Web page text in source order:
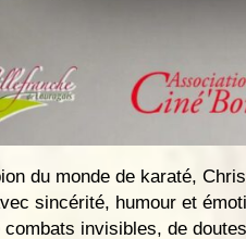
du monde de karaté,
sincérité, humour et
invisibles, de